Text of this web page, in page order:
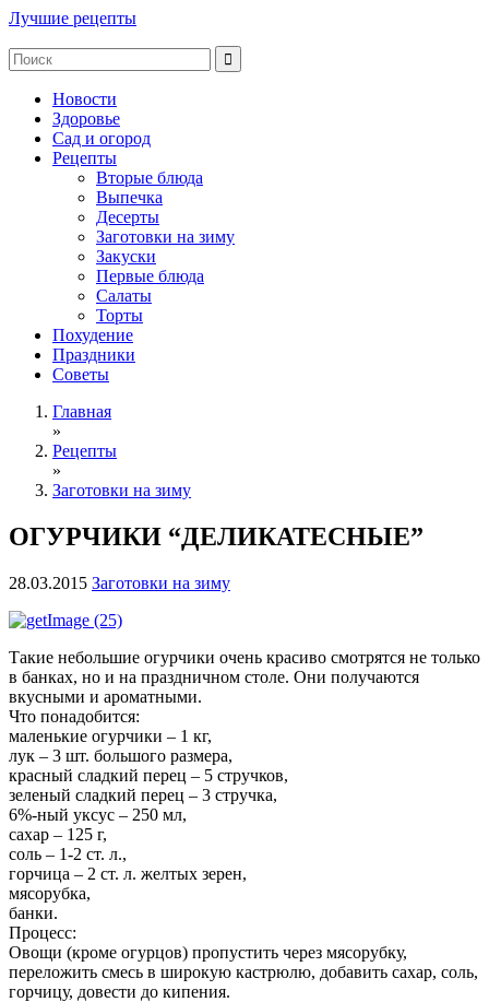
Лучшие рецепты
Новости
Здоровье
Сад и огород
Рецепты
Вторые блюда
Выпечка
Десерты
Заготовки на зиму
Закуски
Первые блюда
Салаты
Торты
Похудение
Праздники
Советы
Главная
»
Рецепты
»
Заготовки на зиму
ОГУРЧИКИ “ДЕЛИКАТЕСНЫЕ”
28.03.2015 Заготовки на зиму
Такие небольшие огурчики очень красиво смотрятся не только
в банках, но и на праздничном столе. Они получаются
вкусными и ароматными.
Что понадобится:
маленькие огурчики – 1 кг,
лук – 3 шт. большого размера,
красный сладкий перец – 5 стручков,
зеленый сладкий перец – 3 стручка,
6%-ный уксус – 250 мл,
сахар – 125 г,
соль – 1-2 ст. л.,
горчица – 2 ст. л. желтых зерен,
мясорубка,
банки.
Процесс:
Овощи (кроме огурцов) пропустить через мясорубку,
переложить смесь в широкую кастрюлю, добавить сахар, соль,
горчицу, довести до кипения.